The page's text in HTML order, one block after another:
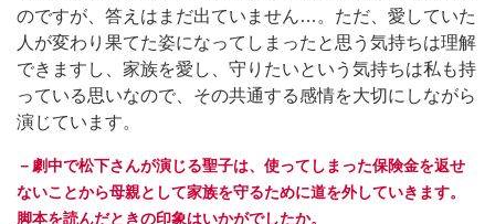
のですが、答えはまだ出ていません…。ただ、愛していた
人が変わり果てた姿になってしまったと思う気持ちは理解
できますし、家族を愛し、守りたいという気持ちは私も持
っている思いなので、その共通する感情を大切にしながら
演じています。
－劇中で松下さんが演じる聖子は、使ってしまった保険金を返せ
ないことから母親として家族を守るために道を外していきます。
脚本を読んだときの印象はいかがでしたか。